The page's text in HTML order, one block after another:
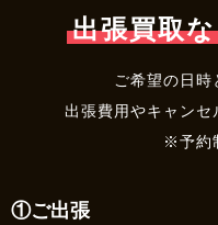
出張買取
ご希望の日時
出張費用やキャンセ
※予約
①ご出張